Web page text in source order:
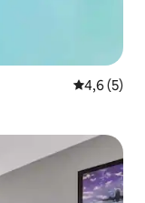
Évaluation
4,6 (5)